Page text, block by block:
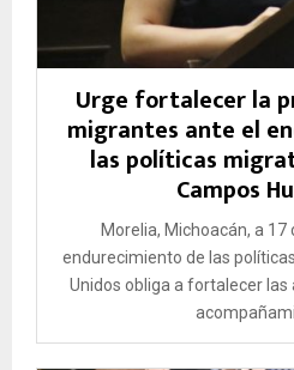
Urge fortalecer la
migrantes ante el
las políticas
Campos
Morelia, Michoacán, a 17
endurecimiento de las
Unidos obliga a fortalecer las